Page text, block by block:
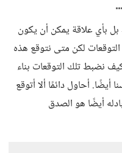
بأي علاقة يمكن أن يكون
التوقعات لكن متى نتوقع هذه
نضبط تلك التوقعات بناء
أيضًا. أحاول دائمًا ألا أتوقع
أيضًا هو الصدق